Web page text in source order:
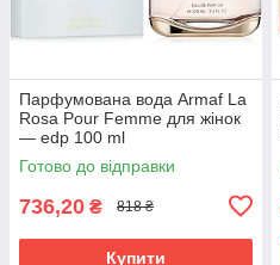
Парфумована вода Armaf La
Rosa Pour Femme для жінок
— edp 100 ml
Готово до відправки
736,20 ₴ 818 ₴
Купити